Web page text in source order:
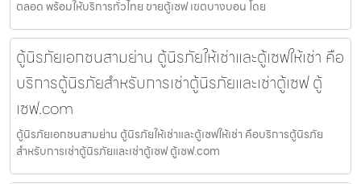
ตลอด พร้อมให้บริการทั่วไทย ขายตู้เซฟ เขตบางบอน โดย
ตู้นิรภัยเอกชนสามย่าน ตู้นิรภัยให้เช่าและตู้เซฟให้เช่า คือ
บริการตู้นิรภัยสำหรับการเช่าตู้นิรภัยและเช่าตู้เซฟ ตู้
เซฟ.com
ตู้นิรภัยเอกชนสามย่าน ตู้นิรภัยให้เช่าและตู้เซฟให้เช่า คือบริการตู้นิรภัย
สำหรับการเช่าตู้นิรภัยและเช่าตู้เซฟ ตู้เซฟ.com